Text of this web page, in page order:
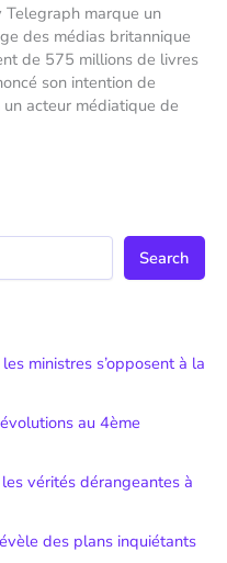
Telegraph marque un
des médias britannique
de 575 millions de livres
son intention de
acteur médiatique de
Search
ministres s’opposent à la
au 4ème
vérités dérangeantes à
des plans inquiétants